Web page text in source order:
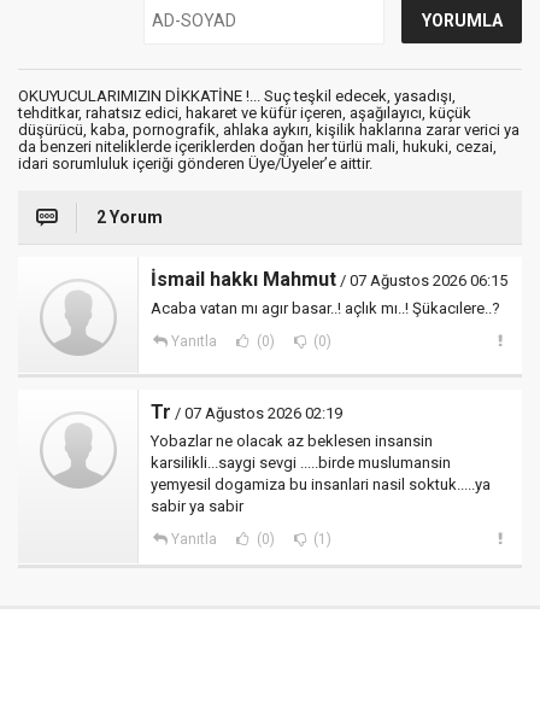
OKUYUCULARIMIZIN DİKKATİNE !... Suç teşkil edecek, yasadışı,
tehditkar, rahatsız edici, hakaret ve küfür içeren, aşağılayıcı, küçük
düşürücü, kaba, pornografik, ahlaka aykırı, kişilik haklarına zarar verici ya
da benzeri niteliklerde içeriklerden doğan her türlü mali, hukuki, cezai,
idari sorumluluk içeriği gönderen Üye/Üyeler’e aittir.
2 Yorum
İsmail hakkı Mahmut / 07 Ağustos 2026 06:15
Acaba vatan mı agır basar..! açlık mı..! Şükacılere..?
Yanıtla (0) (0)
Tr / 07 Ağustos 2026 02:19
Yobazlar ne olacak az beklesen insansin
karsilikli...saygi sevgi .....birde muslumansin
yemyesil dogamiza bu insanlari nasil soktuk.....ya
sabir ya sabir
Yanıtla (0) (1)